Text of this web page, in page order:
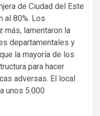
de Ciudad del Este
al 80%. Los
más, lamentaron la
departamentales y
la mayoría de los
para hacer
adversas. El local
unos 5.000